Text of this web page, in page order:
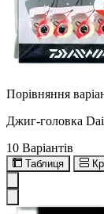
Порівняння
Джиг-головка
10 Варіантів
Таблиця